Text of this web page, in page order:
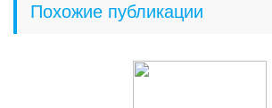
Похожие публикации